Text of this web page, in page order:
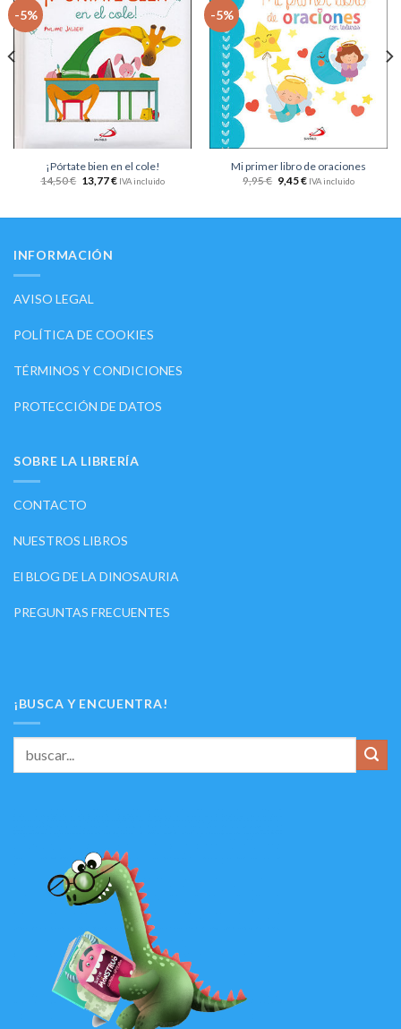
-5%
Añadir
a la
lista
de
deseos
¡Pórtate bien en el cole!
14,50€ 13,77€ IVA incluido
-5%
Añadir
a la
lista
de
deseos
Mi primer libro de oraciones
9,95€ 9,45€ IVA incluido
INFORMACIÓN
AVISO LEGAL
POLÍTICA DE COOKIES
TÉRMINOS Y CONDICIONES
PROTECCIÓN DE DATOS
SOBRE LA LIBRERÍA
CONTACTO
NUESTROS LIBROS
El BLOG DE LA DINOSAURIA
PREGUNTAS FRECUENTES
¡BUSCA Y ENCUENTRA!